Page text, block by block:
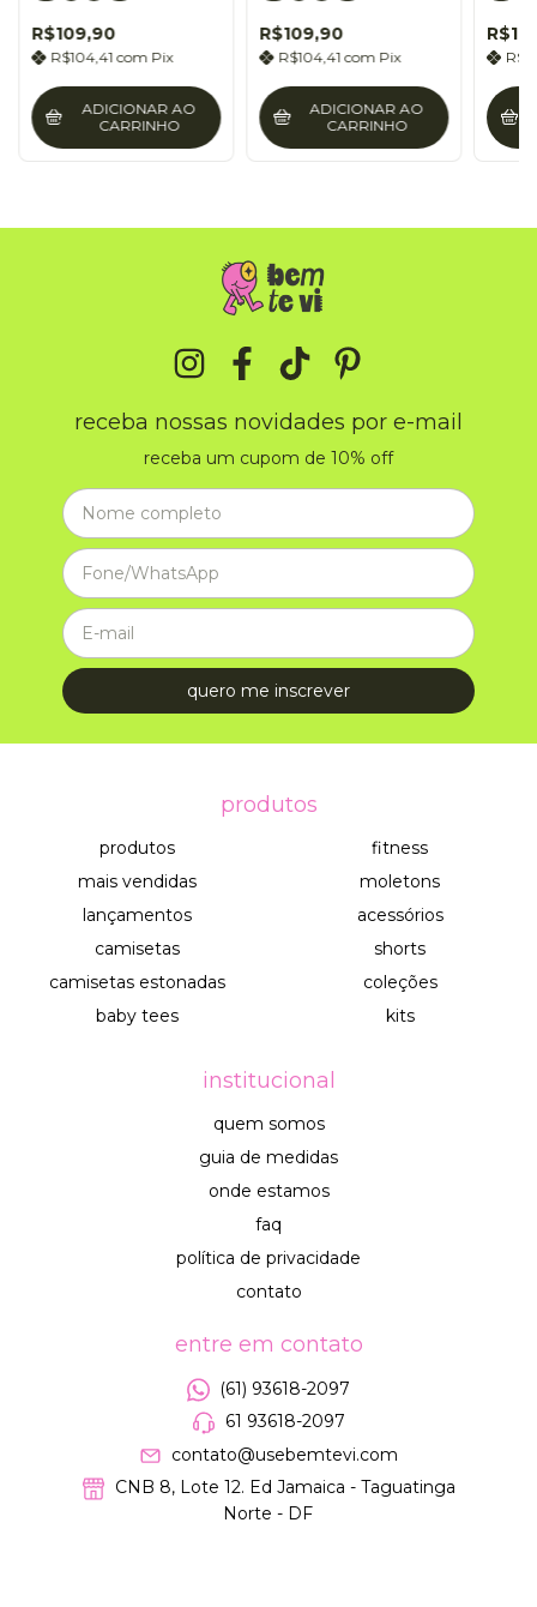
R$109,90
R$104,41 com Pix
ADICIONAR AO
CARRINHO
R$109,90
R$104,41com Pix
ADICIONAR AO
CARRINHO
receba nossas novidades por e-mail
receba um cupom de 10% off
produtos
produtos
mais vendidas
lançamentos
camisetas
camisetas estonadas
baby tees
fitness
moletons
acessórios
shorts
coleções
kits
institucional
quem somos
guia de medidas
onde estamos
faq
política de privacidade
contato
entre em contato
(61) 93618-2097
61 93618-2097
contato@usebemtevi.com
CNB 8, Lote 12. Ed Jamaica - Taguatinga
Norte - DF